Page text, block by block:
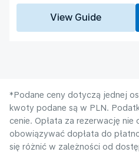
View Guide
*Podane ceny dotyczą jednej
kwoty podane są w PLN.
cenie. Opłata za rezerwację
obowiązywać dopłata do
się różnić w zależności od